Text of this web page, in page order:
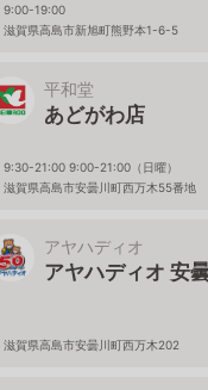
9:00-19:00
滋賀県高島市新旭町熊野本1-6-5
平和堂
あどがわ店
9:30-21:00 9:00-21:00（日曜）
滋賀県高島市安曇川町西万木55番地
アヤハディオ
アヤハディオ 安
滋賀県高島市安曇川町西万木202